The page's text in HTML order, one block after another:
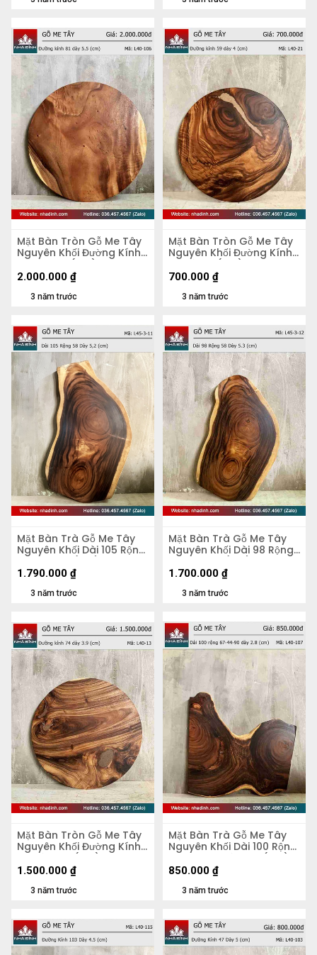
Mặt Bàn Tròn Gỗ Me Tây
Nguyên Khối Đường Kính
81 Dày 5,5 (cm)
3 năm trước
2.000.000 ₫
Mặt Bàn Tròn Gỗ Me Tây
Nguyên Khối Đường Kính
59 Dày 4 (cm)
3 năm trước
700.000 ₫
Mặt Bàn Trà Gỗ Me Tây
Nguyên Khối Dài 105 Rộng
58 Dày 5,2 (cm)
3 năm trước
1.790.000 ₫
Mặt Bàn Trà Gỗ Me Tây
Nguyên Khối Dài 98 Rộng
58 Dày 5,3 (cm)
3 năm trước
1.700.000 ₫
Mặt Bàn Tròn Gỗ Me Tây
Nguyên Khối Đường Kính
74 Dày 3.9 (cm)
3 năm trước
1.500.000 ₫
Mặt Bàn Trà Gỗ Me Tây
Nguyên Khối Dài 100 Rộng
67-44-90 Dày 2,8 (cm)
3 năm trước
850.000 ₫